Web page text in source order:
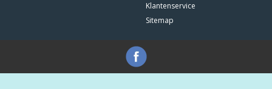
Klantenservice
Sitemap